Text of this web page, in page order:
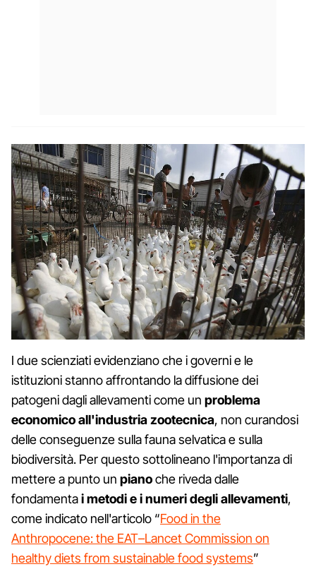
I due scienziati evidenziano che i governi e le
istituzioni stanno affrontando la diffusione dei
patogeni dagli allevamenti come un problema
economico all'industria zootecnica, non curandosi
delle conseguenze sulla fauna selvatica e sulla
biodiversità. Per questo sottolineano l'importanza di
mettere a punto un pianoche riveda dalle
fondamentai metodi e i numeri degli allevamenti,
come indicato nell'articolo “Food in the
Anthropocene: the EAT–Lancet Commission on
healthy diets from sustainable food systems”